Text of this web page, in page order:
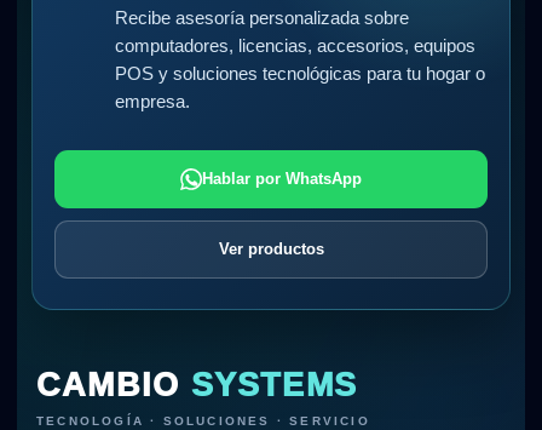
Recibe asesoría personalizada sobre
computadores, licencias, accesorios, equipos
POS y soluciones tecnológicas para tu hogar o
empresa.
Hablar por WhatsApp
Ver productos
CAMBIO SYSTEMS
TECNOLOGÍA · SOLUCIONES · SERVICIO